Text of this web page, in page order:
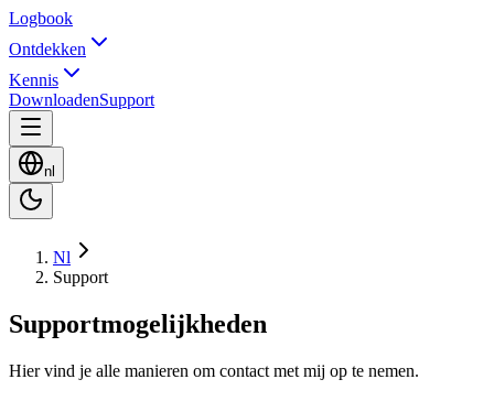
Logbook
Ontdekken
Kennis
DownloadenSupport
nl
Nl
Support
Supportmogelijkheden
Hier vind je alle manieren om contact met mij op te nemen.